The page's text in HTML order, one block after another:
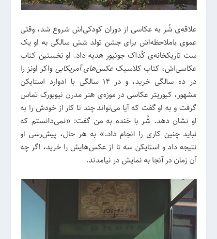
علاقه‌ی شُر به عکاسی از دوران کودکی‌اش شروع شد، وقتی
عموی باملاحظه‌اش برای جشن تولد شش سالگی به او یک
ست تاریکخانه‌ی کُداک جونیور هدیه داد. او نخستین کتاب
عکاسی‌اش، کتاب کلاسیکعکس‌های آمریکایی واکر اونز را
در ده سالگی خرید، و در 14 سالگی با ادوارد استایکن
مشهور، کیوریتر عکاسی در موزه‌ی هنر مدرن نیویورک تماس
گرفت و به او گفت که آیا می‌تواند چند تا کار از خودش را به
او نشان دهد. شُر با خنده به من گفت: «نمی‌دانستم که
نباید چنین کاری را انجام داد.» به هر حال، پیش‌رسی او
نتیجه داد و استایکن سه تا از عکس‌هایش را خرید، اگر چه
آن زمان در آنجا به نمایش در نیامدند.